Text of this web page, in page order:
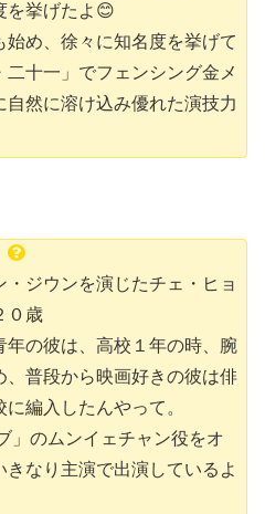
を挙げたよ😊
め、徐々に知名度を挙げて
十一」でフェンシング金メ
然に溶け込み優れた演技力
ジウンを演じたチェ・ヒョ
０歳
年の彼は、高校１年の時、腕
普段から映画好きの彼は俳
編入したんやって。
」のムンイェチャン役をオ
なり主演で出演しているよ